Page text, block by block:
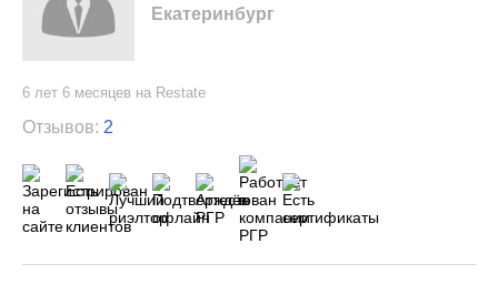
Екатеринбург
6 лет 6 месяцев на Restate
Отзывов: 2